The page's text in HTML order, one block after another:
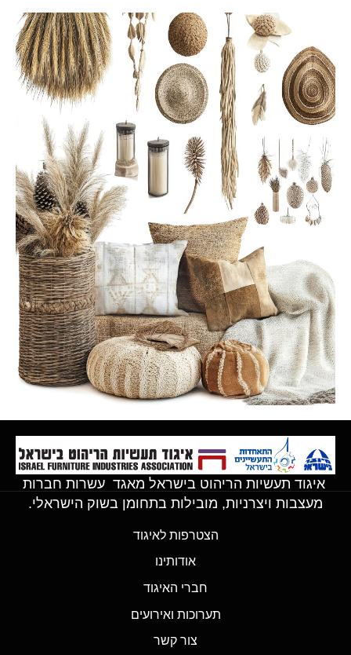
צור קשר
איגוד תעשיות הריהוט בישראל מאגד עשרות חברות
מעצבות ויצרניות, מובילות בתחומן בשוק הישראלי.
הצטרפות לאיגוד
אודותינו
חברי האיגוד
תערוכות ואירועים